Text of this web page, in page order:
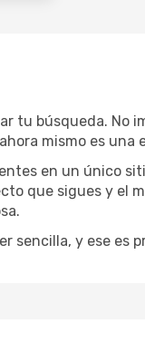
tu búsqueda. No
mismo es una
en un único
que sigues y el
sencilla, y ese es